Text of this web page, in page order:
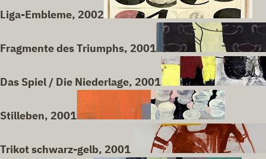
Liga-Embleme, 2002
Fragmente des Triumphs, 2001
Das Spiel / Die Niederlage, 2001
Stilleben, 2001
Trikot schwarz-gelb, 2001